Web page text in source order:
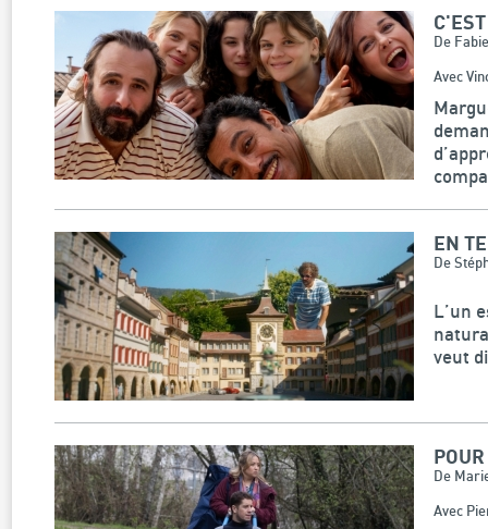
De
Avec
EN
De
L’un
veut
De
Avec